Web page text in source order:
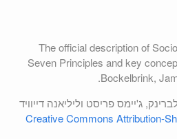
The official description of
Seven Principles and key
Bockelbrink,
ג'יימס פריסט וליליאנה דייוויד
Creative Commons Attribution-